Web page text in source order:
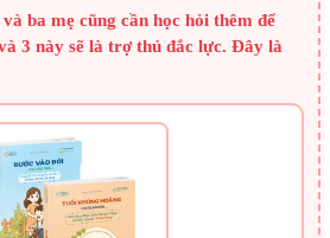
ba mẹ cũng cần học hỏi thêm để
3 này sẽ là trợ thủ đắc lực. Đây là